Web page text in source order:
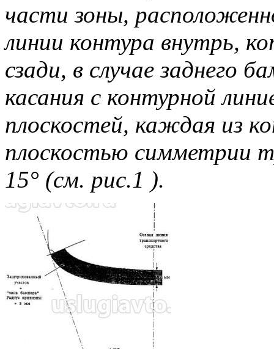
части зоны,
линии контура внутрь,
сзади, в случае заднего
касания с контурной
плоскостей, каждая из
плоскостью симметрии
15° (см. рис.1 ).